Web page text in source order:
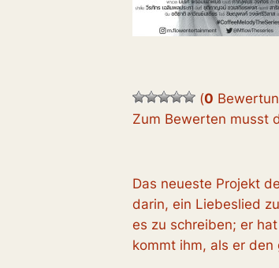
(0
Zum Bewerten musst
Das neueste Projekt
darin, ein Liebeslied
es zu schreiben; er
kommt ihm, als er